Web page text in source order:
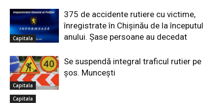
Capitala
375 de accidente rutiere cu victime,
înregistrate în Chișinău de la începutul
anului. Șase persoane au decedat
Capitala
Se suspendă integral traficul rutier pe
șos. Muncești
Capitala